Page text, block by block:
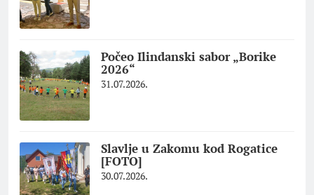
Počeo Ilindanski sabor „Borike
2026“
31.07.2026.
Slavlje u Zakomu kod Rogatice
[FOTO]
30.07.2026.